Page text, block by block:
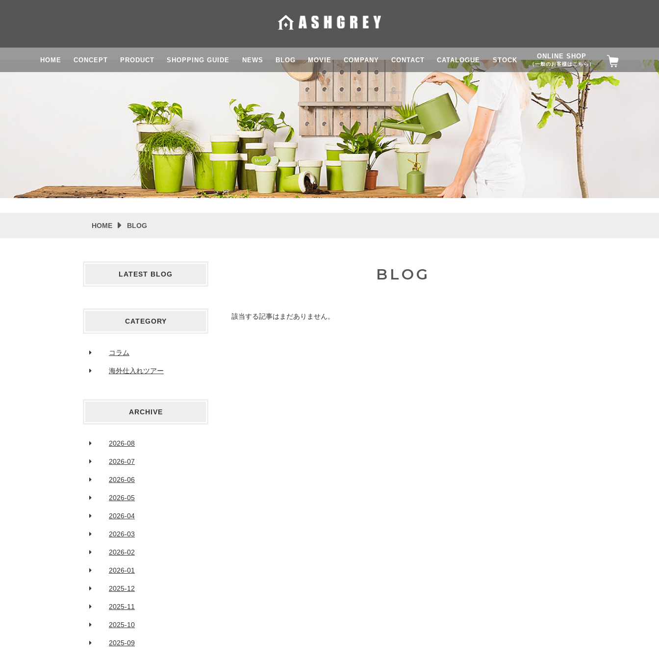
HOME CONCEPT PRODUCT SHOPPING GUIDE NEWS BLOG MOVIE COMPANY CONTACT CATALOGUE STOCK
ONLINE SHOP
（一般のお客様はこちら）
HOME BLOG
BLOG
該当する記事はまだありません。
LATEST BLOG
CATEGORY
コラム
海外仕⼊れツアー
ARCHIVE
2026-08
2026-07
2026-06
2026-05
2026-04
2026-03
2026-02
2026-01
2025-12
2025-11
2025-10
2025-09